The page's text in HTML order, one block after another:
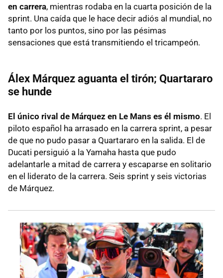
en carrera, mientras rodaba en la cuarta posición de la
sprint. Una caída que le hace decir adiós al mundial, no
tanto por los puntos, sino por las pésimas
sensaciones que está transmitiendo el tricampeón.
Álex Márquez aguanta el tirón; Quartararo
se hunde
El único rival de Márquez en Le Mans es él mismo. El
piloto español ha arrasado en la carrera sprint, a pesar
de que no pudo pasar a Quartararo en la salida. El de
Ducati persiguió a la Yamaha hasta que pudo
adelantarle a mitad de carrera y escaparse en solitario
en el liderato de la carrera. Seis sprint y seis victorias
de Márquez.